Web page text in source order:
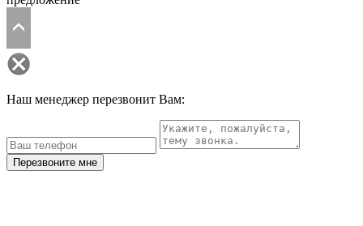
Наш менеджер перезвонит Вам:
Перезвоните мне